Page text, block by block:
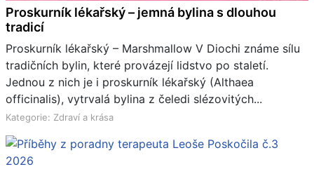
Proskurník lékařský – jemná bylina s dlouhou
tradicí
Proskurník lékařský – Marshmallow V Diochi známe sílu
tradičních bylin, které provázejí lidstvo po staletí.
Jednou z nich je i proskurník lékařský (Althaea
officinalis), vytrvalá bylina z čeledi slézovitých...
Kategorie: Zdraví a krása